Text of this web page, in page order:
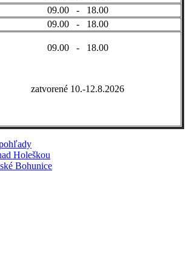
09.00 - 18.00
09.00 - 18.00
09.00 - 18.00
zatvorené 10.-12.8.2026
Holeškou
Bohunice